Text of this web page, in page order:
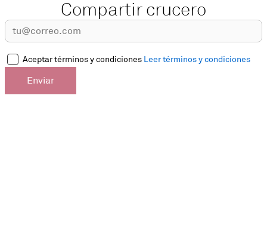
Compartir crucero
Aceptar términos y condiciones Leer términos y condiciones
Enviar